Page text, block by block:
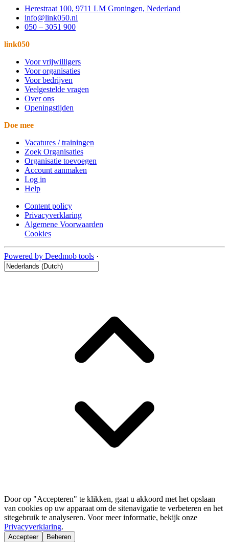
Herestraat 100, 9711 LM Groningen, Nederland
info@link050.nl
050 – 3051 900
link050
Voor vrijwilligers
Voor organisaties
Voor bedrijven
Veelgestelde vragen
Over ons
Openingstijden
Doe mee
Vacatures / trainingen
Zoek Organisaties
Organisatie toevoegen
Account aanmaken
Log in
Help
Content policy
Privacyverklaring
Algemene Voorwaarden
Cookies
Powered by Deedmob tools ·
Door op "Accepteren" te klikken, gaat u akkoord met het opslaan
van cookies op uw apparaat om de sitenavigatie te verbeteren en het
sitegebruik te analyseren. Voor meer informatie, bekijk onze
Privacyverklaring.
Accepteer Beheren